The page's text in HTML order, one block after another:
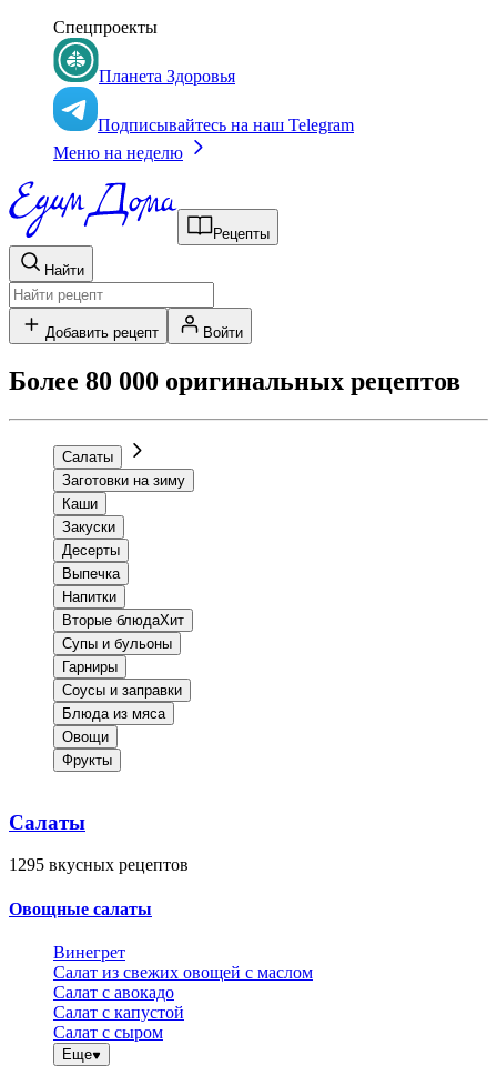
Спецпроекты
Планета Здоровья
Подписывайтесь на наш Telegram
Меню на неделю
Рецепты
Найти
Добавить рецепт Войти
Более 80 000 оригинальных рецептов
Салаты
Заготовки на зиму
Каши
Закуски
Десерты
Выпечка
Напитки
Вторые блюдаХит
Супы и бульоны
Гарниры
Соусы и заправки
Блюда из мяса
Овощи
Фрукты
Салаты
1295 вкусных рецептов
Овощные салаты
Винегрет
Салат из свежих овощей с маслом
Салат с авокадо
Салат с капустой
Салат с сыром
Еще